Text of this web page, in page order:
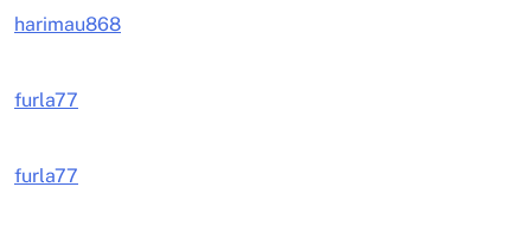
harimau868
furla77
furla77